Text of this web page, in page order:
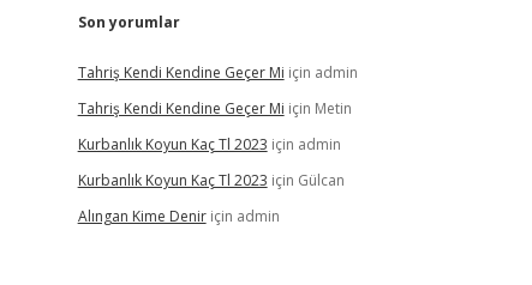
Son yorumlar
Tahriş Kendi Kendine Geçer Mi için admin
Tahriş Kendi Kendine Geçer Mi için Metin
Kurbanlık Koyun Kaç Tl 2023 için admin
Kurbanlık Koyun Kaç Tl 2023 için Gülcan
Alıngan Kime Deniriçin admin